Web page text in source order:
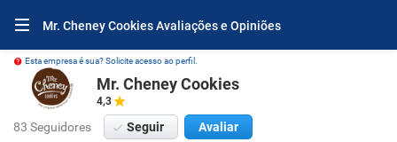
Mr. Cheney Cookies Avaliações e Opiniões
Esta empresa é sua? Solicite acesso ao perfil.
Mr. Cheney Cookies
4,3
83 Seguidores Seguir Avaliar